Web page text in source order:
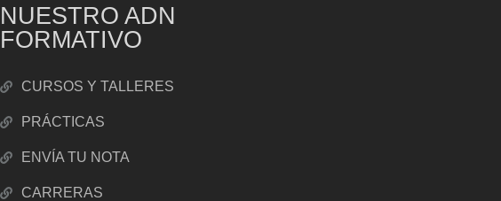
NUESTRO ADN
FORMATIVO
CURSOS Y TALLERES
PRÁCTICAS
ENVÍA TU NOTA
CARRERAS